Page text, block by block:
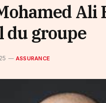
Ali
du groupe
ASSURANCE